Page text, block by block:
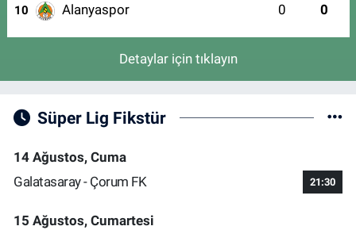
10 Alanyaspor 0 0
Detaylar için tıklayın
Süper Lig Fikstür
14 Ağustos, Cuma
Galatasaray - Çorum FK
21:30
15 Ağustos, Cumartesi